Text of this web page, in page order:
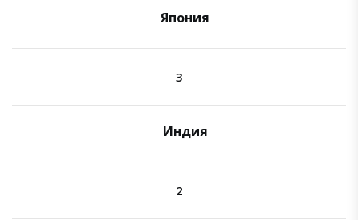
Япония
3
Индия
2